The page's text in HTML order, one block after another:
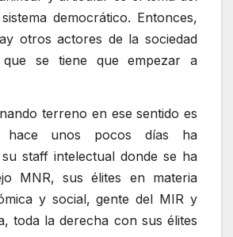
democrático. Entonces,
otros actores de la sociedad
se tiene que empezar a
terreno en ese sentido es
hace unos pocos días ha
staff intelectual donde se ha
MNR, sus élites en materia
y social, gente del MIR y
toda la derecha con sus élites